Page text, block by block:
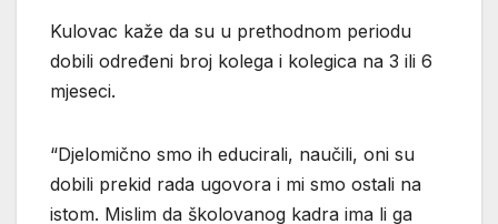
Kulovac kaže da su u prethodnom periodu
dobili određeni broj kolega i kolegica na 3 ili 6
mjeseci.
“Djelomično smo ih educirali, naučili, oni su
dobili prekid rada ugovora i mi smo ostali na
istom. Mislim da školovanog kadra ima li ga